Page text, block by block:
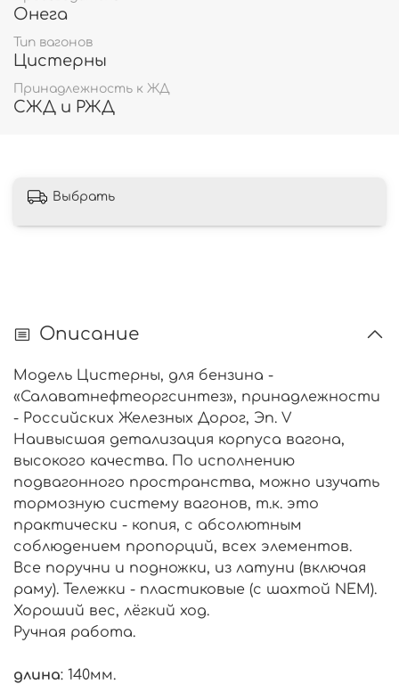
Онега
Тип вагонов
Цистерны
Принадлежность к ЖД
СЖД и РЖД
Выбрать
Описание
Модель Цистерны, для бензина -
«Салаватнефтеоргсинтез», принадлежности
- Российских Железных Дорог, Эп. V
Наивысшая детализация корпуса вагона,
высокого качества. По исполнению
подвагонного пространства, можно изучать
тормозную систему вагонов, т.к. это
практически - копия, с абсолютным
соблюдением пропорций, всех элементов.
Все поручни и подножки, из латуни (включая
раму). Тележки - пластиковые (с шахтой NEM).
Хороший вес, лёгкий ход.
Ручная работа.
длина: 140мм.